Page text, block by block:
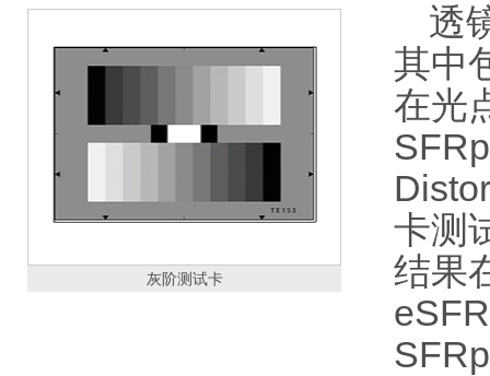
灰阶测试卡
透
其中
在光
卡测
结果